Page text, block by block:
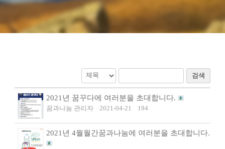
검색
2021년 꿈꾸다에 여러분을 초대합니다.
꿈과나눔 관리자 2021-04-21 194
2021년 4월월간꿈과나눔에 여러분을 초대합니다.